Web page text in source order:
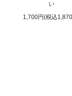
い
1,700円(税込